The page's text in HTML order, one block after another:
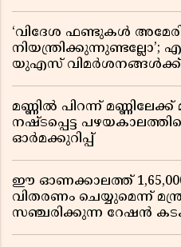
‘വിദേശ ഫണ്ടുകൾ
യുഎസ് വിമർശനങ്ങൾക്ക്
മണ്ണിൽ പിറന്ന്
നഷ്ടപ്പെട്ട
ഓർമക്കുറിപ്പ്
ഈ ഓണക്കാലത്ത്
വിതരണം ചെയ്യുമെന്ന്
സഞ്ചരിക്കുന്ന റേഷൻ